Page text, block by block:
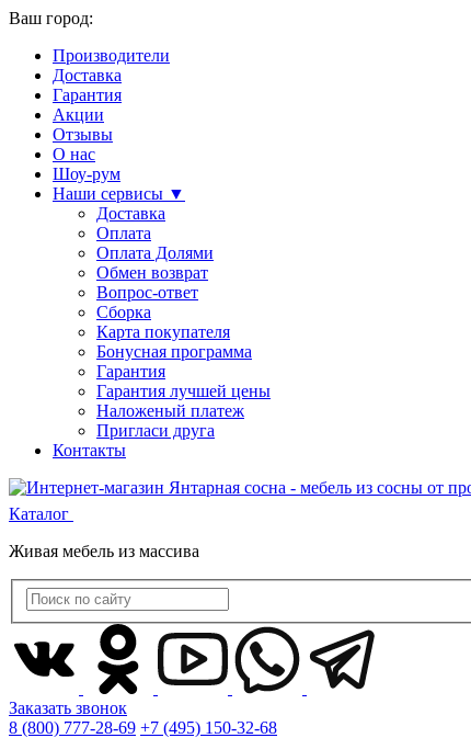
Ваш город:
Производители
Доставка
Гарантия
Акции
Отзывы
О нас
Шоу-рум
Наши сервисы ▼
Доставка
Оплата
Оплата Долями
Обмен возврат
Вопрос-ответ
Сборка
Карта покупателя
Бонусная программа
Гарантия
Гарантия лучшей цены
Наложеный платеж
Пригласи друга
Контакты
Каталог
Живая мебель из массива
Заказать звонок
8 (800) 777-28-69 +7 (495) 150-32-68